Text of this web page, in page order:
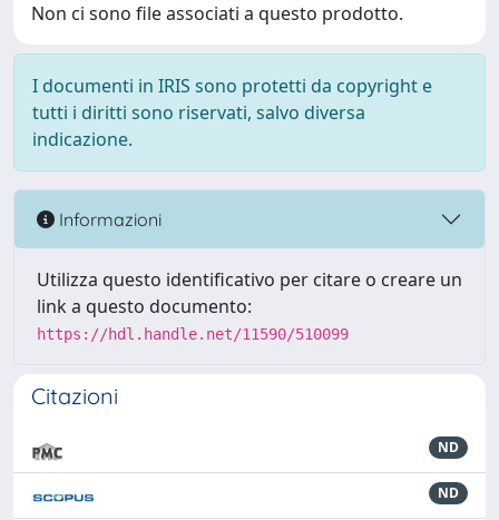
Non ci sono file associati a questo prodotto.
I documenti in IRIS sono protetti da copyright e
tutti i diritti sono riservati, salvo diversa
indicazione.
Informazioni
Utilizza questo identificativo per citare o creare un
link a questo documento:
https://hdl.handle.net/11590/510099
Citazioni
ND
ND